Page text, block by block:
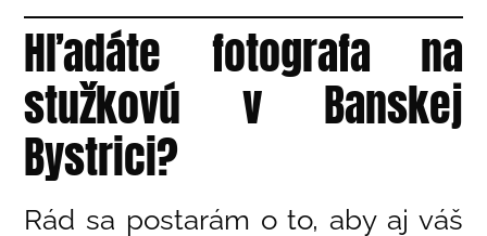
Hľadáte fotografa na
stužkovú v Banskej
Bystrici?
Rád sa postarám o to, aby aj váš